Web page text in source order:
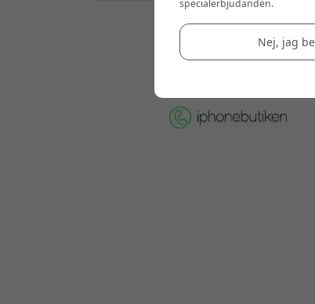
Återförsäljare:
specialerbjudanden.
Nej, jag